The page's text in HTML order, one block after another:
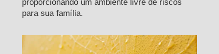
proporcionando um ambiente livre de riscos
para sua família.